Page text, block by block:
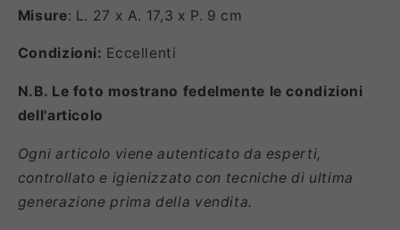
Misure: L. 27 x A. 17,3 x P. 9 cm
Condizioni: Eccellenti
N.B. Le foto mostrano fedelmente le condizioni
dell'articolo
Ogni articolo viene autenticato da esperti,
controllato e igienizzato con tecniche di ultima
generazione prima della vendita.